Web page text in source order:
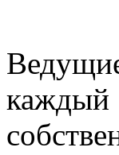
каждый